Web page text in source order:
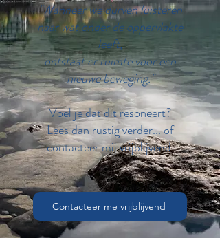
"Wanneer we durven luisteren
naar wat onder de oppervlakte
leeft,
ontstaat er ruimte voor een
nieuwe beweging."
Voel je dat dit resoneert?
Lees dan rustig verder... of
contacteer mij vrijblijvend.
Contacteer me vrijblijvend